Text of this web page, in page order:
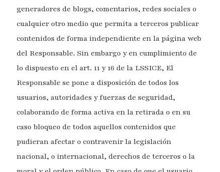
generadores de blogs, comentarios, redes sociales o
cualquier otro medio que permita a terceros publicar
contenidos de forma independiente en la página web
del Responsable. Sin embargo y en cumplimiento de
lo dispuesto en el art. 11 y 16 de la LSSICE, El
Responsable se pone a disposición de todos los
usuarios, autoridades y fuerzas de seguridad,
colaborando de forma activa en la retirada o en su
caso bloqueo de todos aquellos contenidos que
pudieran afectar o contravenir la legislación
nacional, o internacional, derechos de terceros o la